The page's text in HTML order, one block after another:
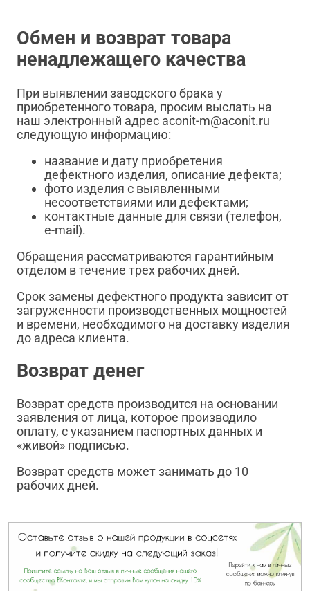
Обмен и возврат товара
ненадлежащего качества
При выявлении заводского брака у
приобретенного товара, просим выслать на
наш электронный адрес aconit-m@aconit.ru
следующую информацию:
название и дату приобретения
дефектного изделия, описание дефекта;
фото изделия с выявленными
несоответствиями или дефектами;
контактные данные для связи (телефон,
e-mail).
Обращения рассматриваются гарантийным
отделом в течение трех рабочих дней.
Срок замены дефектного продукта зависит от
загруженности производственных мощностей
и времени, необходимого на доставку изделия
до адреса клиента.
Возврат денег
Возврат средств производится на основании
заявления от лица, которое производило
оплату, с указанием паспортных данных и
«живой» подписью.
Возврат средств может занимать до 10
рабочих дней.